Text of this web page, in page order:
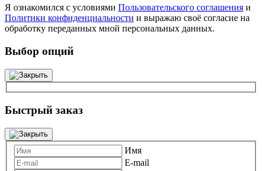
Я ознакомился с условиями Пользовательского соглашения и
Политики конфиденциальности и выражаю своё согласие на
обработку переданных мной персональных данных.
Выбор опций
Быстрый заказ
Имя
E-mail